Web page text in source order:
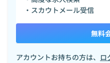
・スカウトメール受信
無料
アカウントお持ちの方は、 ロ